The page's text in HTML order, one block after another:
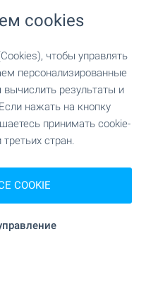
на
побережье
многих лет
популярность, как
россиян. Здесь
cookies
чтобы управлять
персонализированные
результаты и
нажать на кнопку
принимать cookie-
стран.
COOKIE